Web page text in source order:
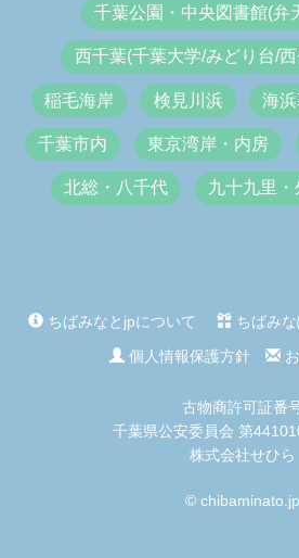
千葉公園・中央図書館(弁
西千葉(千葉大学/みどり台/
稲毛海岸 検見川浜 海
千葉市内 東京湾岸・内房
北総・八千代 九十九里・
ちばみなとjpについて ちばみな
個人情報保護方針
古物商許可証番
千葉県公安委員会 第
株式会社せひら
© chibaminato.jp